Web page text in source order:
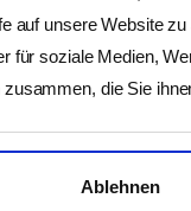
auf unsere Website
für soziale Medien,
zusammen, die Sie
Ablehnen
eigenen